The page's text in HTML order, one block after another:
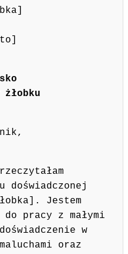
doświadczonej
Jestem
pracy z małymi
w
oraz